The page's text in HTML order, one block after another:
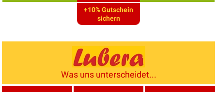
+10% Gutschein
sichern
Was uns unterscheidet...